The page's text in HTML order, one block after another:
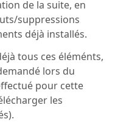
de la suite, en
suppressions
déjà installés.
tous ces éléménts,
lors du
pour cette
les